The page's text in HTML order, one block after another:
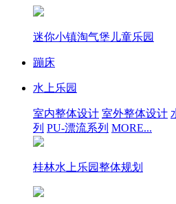
迷你小镇淘气堡儿童乐园
蹦床
水上乐园
室内整体设计 室外整体设计
列 PU-漂流系列 MORE...
桂林水上乐园整体规划